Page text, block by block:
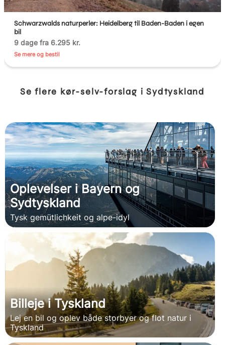
Schwarzwalds naturperler: Heidelberg til Baden-Baden i egen
bil
9 dage fra 6.295 kr.
Se mere og bestil
Se flere kør-selv-forslag i Sydtyskland
Oplevelser i Bayern og
Sydtyskland
Tysk gemütlichkeit og alpe-idyl
Billeje i Tyskland
Lej en bil og oplev både storbyer og flot natur i
Tyskland